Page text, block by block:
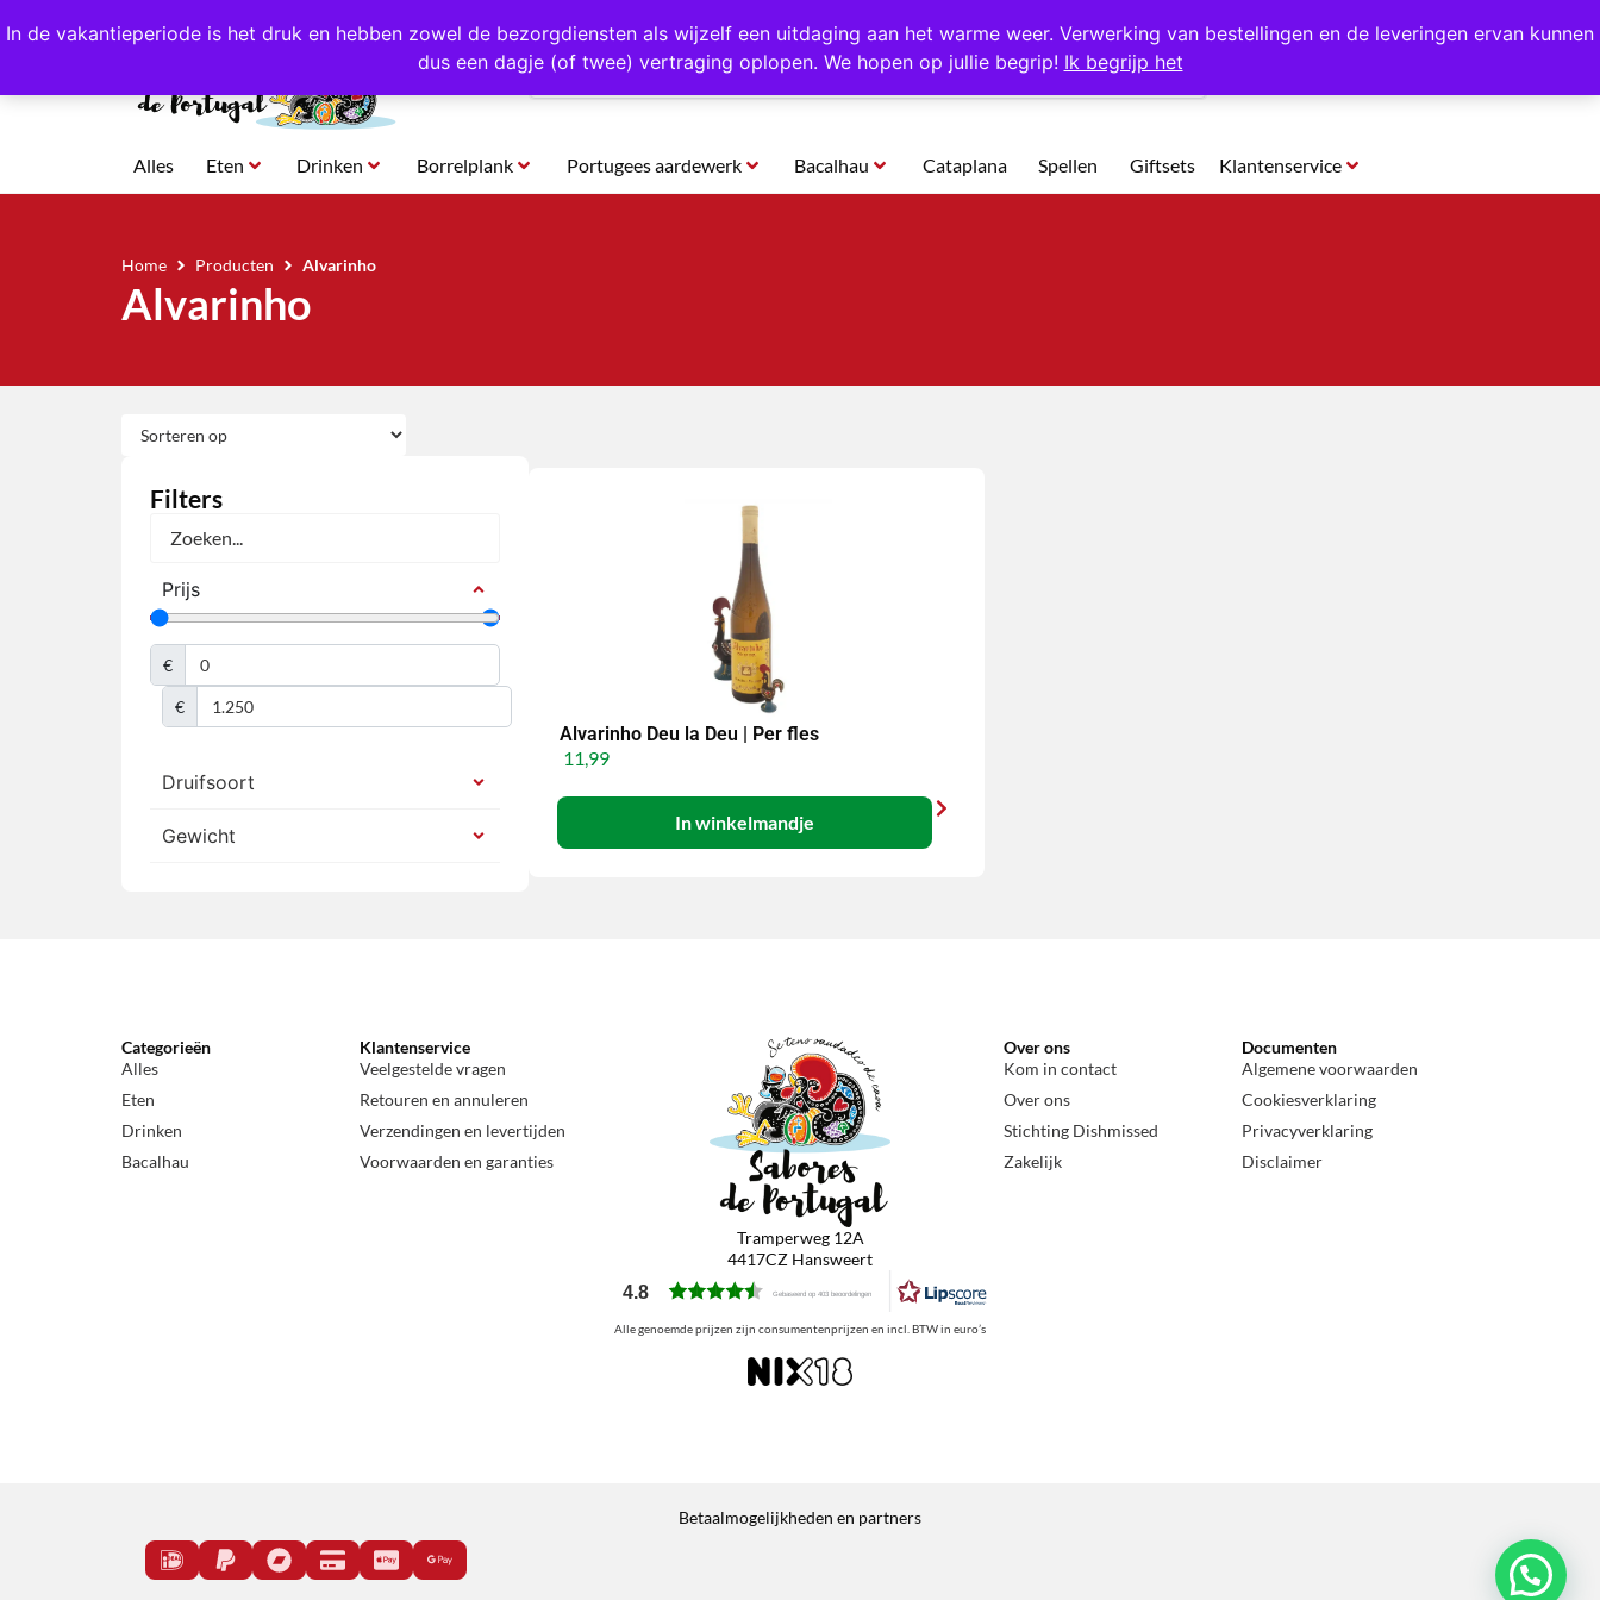
In de vakantieperiode is het druk en hebben zowel de bezorgdiensten als wijzelf een uitdaging aan het warme weer. Verwerking van bestellingen en de leveringen ervan kunnen
dus een dagje (of twee) vertraging oplopen. We hopen op jullie begrip! Ik begrijp het
4,8/5,0 sterren beoordeeld! Eigen import uit Portugal Altijd 1000 verschillende producten op voorraad Gratis op te halen in Hansweert
Alles Eten Drinken Borrelplank Portugees aardewerk Bacalhau Cataplana Spellen Giftsets Klantenservice
Home Producten Alvarinho
Alvarinho
Filters
Prijs
€
€
Druifsoort
Gewicht
Alvarinho Deu la Deu | Per fles
11,99
In winkelmandje
Categorieën
Alles
Eten
Drinken
Bacalhau
Klantenservice
Veelgestelde vragen
Retouren en annuleren
Verzendingen en levertijden
Voorwaarden en garanties
Tramperweg 12A
4417CZ Hansweert
4.8 Gebaseerd op 403 beoordelingen
Alle genoemde prijzen zijn consumentenprijzen en incl. BTW in euro’s
Over ons
Kom in contact
Over ons
Stichting Dishmissed
Zakelijk
Documenten
Algemene voorwaarden
Cookiesverklaring
Privacyverklaring
Disclaimer
Betaalmogelijkheden en partners